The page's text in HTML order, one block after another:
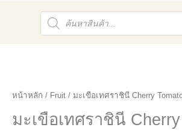
Products
search
หน้าหลัก / Fruit / มะเขือเทศราชินี Cherry
มะเขือเทศราชินี Cherry